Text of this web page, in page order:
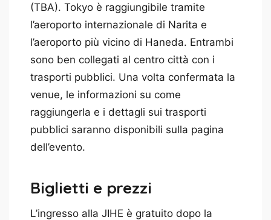
(TBA). Tokyo è raggiungibile tramite
l’aeroporto internazionale di Narita e
l’aeroporto più vicino di Haneda. Entrambi
sono ben collegati al centro città con i
trasporti pubblici. Una volta confermata la
venue, le informazioni su come
raggiungerla e i dettagli sui trasporti
pubblici saranno disponibili sulla pagina
dell’evento.
Biglietti e prezzi
L’ingresso alla JIHE è gratuito dopo la